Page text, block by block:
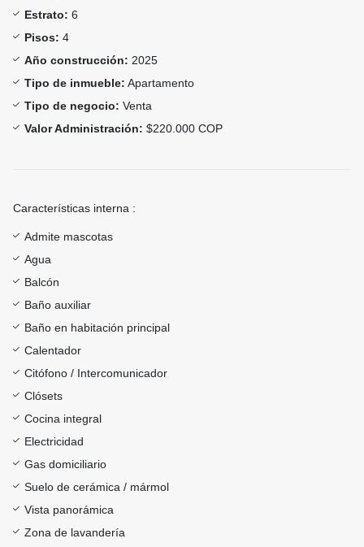
Estrato: 6
Pisos: 4
Año construcción: 2025
Tipo de inmueble: Apartamento
Tipo de negocio: Venta
Valor Administración: $220.000 COP
Características interna :
Admite mascotas
Agua
Balcón
Baño auxiliar
Baño en habitación principal
Calentador
Citófono / Intercomunicador
Clósets
Cocina integral
Electricidad
Gas domiciliario
Suelo de cerámica / mármol
Vista panorámica
Zona de lavandería